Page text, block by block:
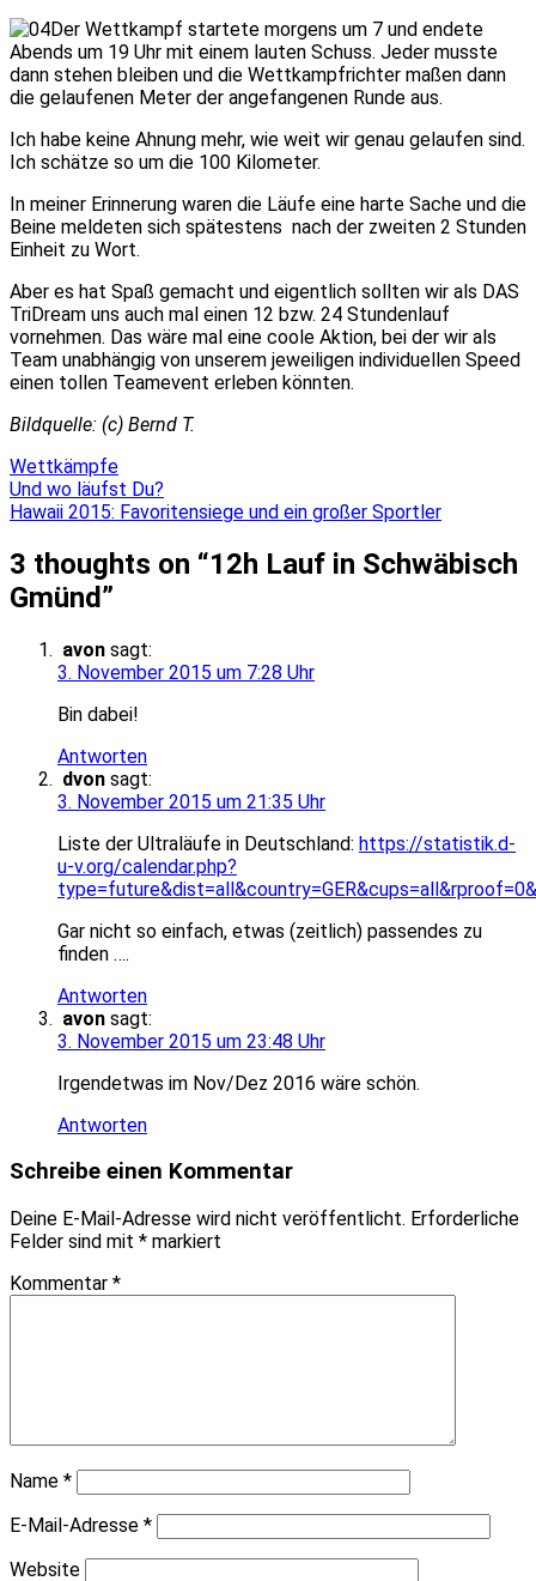
Der Wettkampf startete morgens um 7 und endete
Abends um 19 Uhr mit einem lauten Schuss. Jeder musste
dann stehen bleiben und die Wettkampfrichter maßen dann
die gelaufenen Meter der angefangenen Runde aus.
Ich habe keine Ahnung mehr, wie weit wir genau gelaufen sind.
Ich schätze so um die 100 Kilometer.
In meiner Erinnerung waren die Läufe eine harte Sache und die
Beine meldeten sich spätestens nach der zweiten 2 Stunden
Einheit zu Wort.
Aber es hat Spaß gemacht und eigentlich sollten wir als DAS
TriDream uns auch mal einen 12 bzw. 24 Stundenlauf
vornehmen. Das wäre mal eine coole Aktion, bei der wir als
Team unabhängig von unserem jeweiligen individuellen Speed
einen tollen Teamevent erleben könnten.
Bildquelle: (c) Bernd T.
Wettkämpfe
Beitragsnavigation
Und wo läufst Du?
Hawaii 2015: Favoritensiege und ein großer Sportler
3 thoughts on “12h Lauf in Schwäbisch
Gmünd”
avon sagt:
3. November 2015 um 7:28 Uhr
Bin dabei!
Antworten
dvon sagt:
3. November 2015 um 21:35 Uhr
Liste der Ultraläufe in Deutschland: https://statistik.d-
u-v.org/calendar.php?
Gar nicht so einfach, etwas (zeitlich) passendes zu
finden ….
Antworten
avon sagt:
3. November 2015 um 23:48 Uhr
Irgendetwas im Nov/Dez 2016 wäre schön.
Antworten
Schreibe einen Kommentar
Deine E-Mail-Adresse wird nicht veröffentlicht. Erforderliche
Felder sind mit * markiert
Kommentar *
Name *
E-Mail-Adresse *
Website